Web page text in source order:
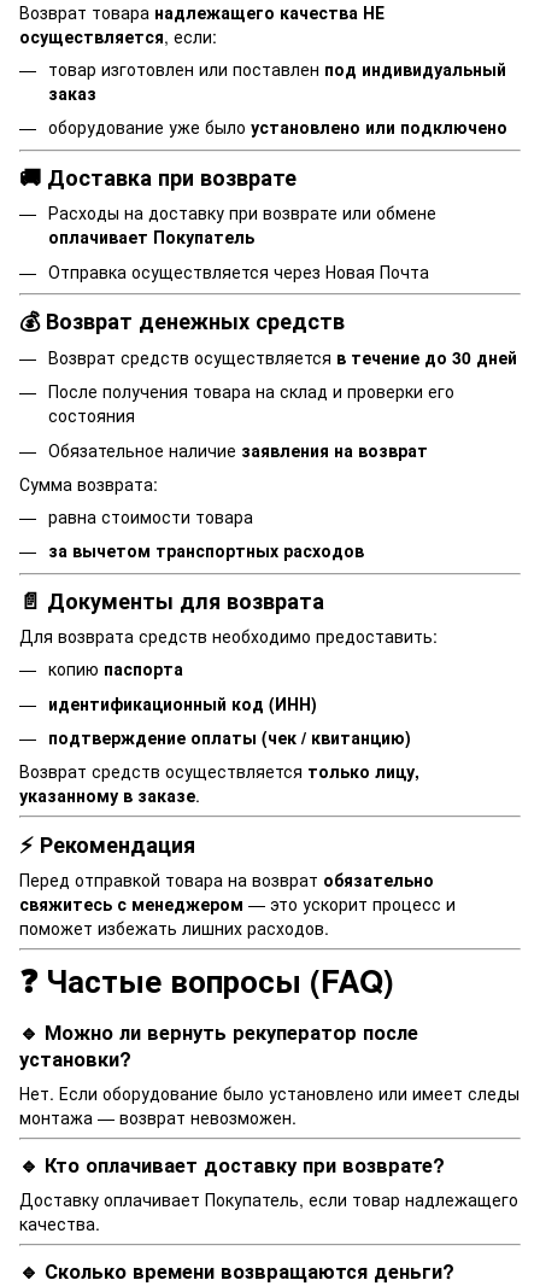
Возврат товара надлежащего качества НЕ
осуществляется, если:
товар изготовлен или поставлен под индивидуальный
заказ
оборудование уже было установлено или подключено
🚚 Доставка при возврате
Расходы на доставку при возврате или обмене
оплачивает Покупатель
Отправка осуществляется через Новая Почта
💰 Возврат денежных средств
Возврат средств осуществляется в течение до 30 дней
После получения товара на склад и проверки его
состояния
Обязательное наличие заявления на возврат
Сумма возврата:
равна стоимости товара
за вычетом транспортных расходов
📄 Документы для возврата
Для возврата средств необходимо предоставить:
копию паспорта
идентификационный код (ИНН)
подтверждение оплаты (чек / квитанцию)
Возврат средств осуществляется только лицу,
указанному в заказе.
⚡ Рекомендация
Перед отправкой товара на возврат обязательно
свяжитесь с менеджером — это ускорит процесс и
поможет избежать лишних расходов.
❓ Частые вопросы (FAQ)
🔹 Можно ли вернуть рекуператор после
установки?
Нет. Если оборудование было установлено или имеет следы
монтажа — возврат невозможен.
🔹 Кто оплачивает доставку при возврате?
Доставку оплачивает Покупатель, если товар надлежащего
качества.
🔹 Сколько времени возвращаются деньги?